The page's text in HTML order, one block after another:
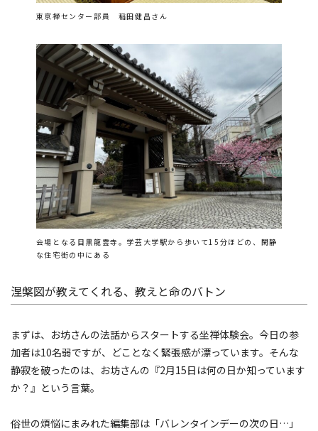
東京禅センター部員 稲田健昌さん
会場となる目黒龍雲寺。学芸大学駅から歩いて15分ほどの、閑静
な住宅街の中にある
涅槃図が教えてくれる、教えと命のバトン
まずは、お坊さんの法話からスタートする坐禅体験会。今日の参
加者は10名弱ですが、どことなく緊張感が漂っています。そんな
静寂を破ったのは、お坊さんの『2月15日は何の日か知っています
か？』という言葉。
俗世の煩悩にまみれた編集部は「バレンタインデーの次の日…」